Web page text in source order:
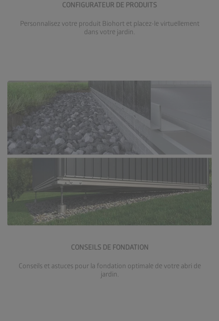
CONFIGURATEUR DE PRODUITS
Personnalisez votre produit Biohort et placez-le virtuellement
dans votre jardin.
CONSEILS DE FONDATION
Conseils et astuces pour la fondation optimale de votre abri de
jardin.
Accéder aux conseils de fondation